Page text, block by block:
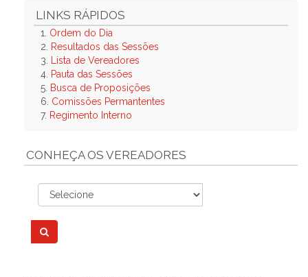
LINKS RÁPIDOS
1. Ordem do Dia
2.
Resultados das Sessões
3.
Lista de Vereadores
4. Pauta das Sessões
5. Busca de Proposições
6. Comissões Permantentes
7. Regimento Interno
CONHEÇA OS VEREADORES